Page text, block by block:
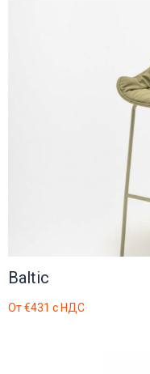
Baltic
От€431 с НДС